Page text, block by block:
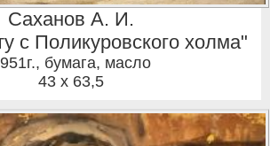
Саханов А. И.
с Поликуровского холма"
, бумага, масло
43 x 63,5